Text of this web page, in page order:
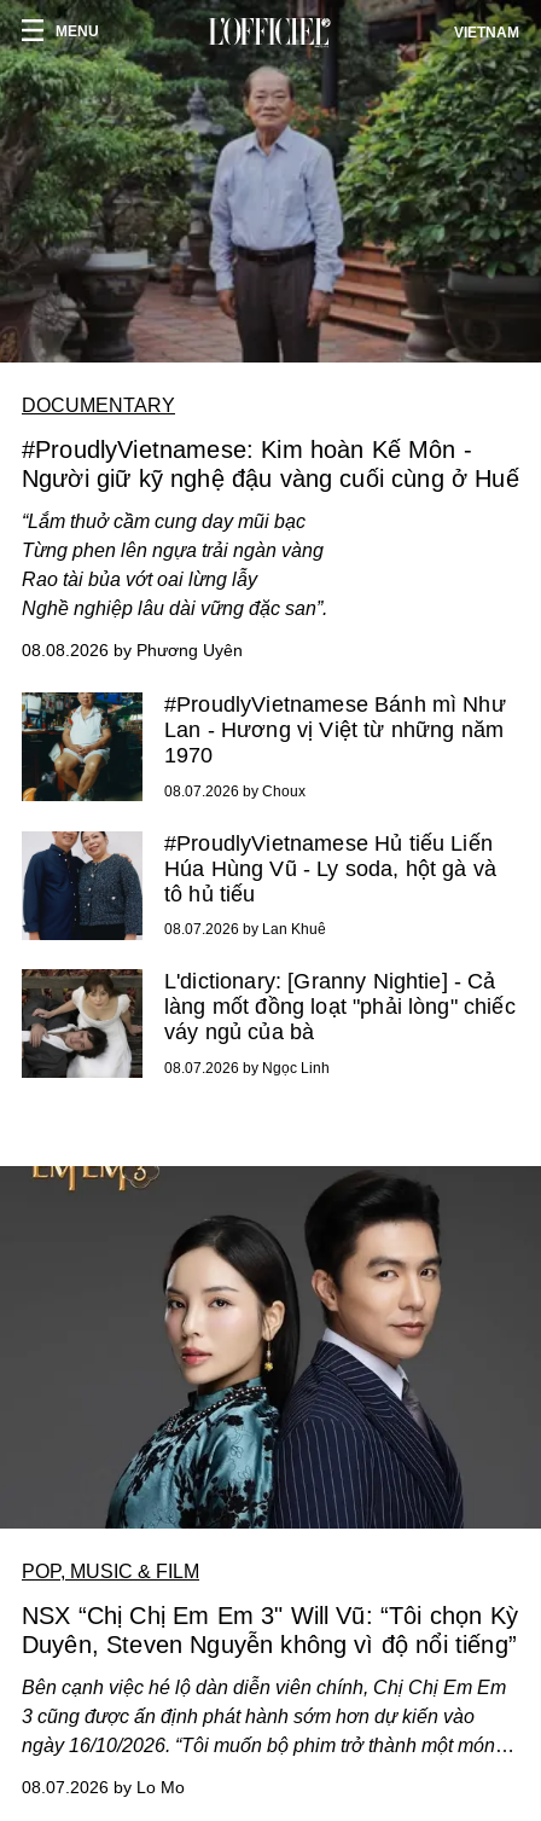
MENU VIETNAM
DOCUMENTARY
#ProudlyVietnamese: Kim hoàn Kế Môn -
Người giữ kỹ nghệ đậu vàng cuối cùng ở Huế
“Lắm thuở cầm cung day mũi bạc
Từng phen lên ngựa trải ngàn vàng
Rao tài bủa vớt oai lừng lẫy
Nghề nghiệp lâu dài vững đặc san”.
08.08.2026 by Phương Uyên
#ProudlyVietnamese Bánh mì Như
Lan - Hương vị Việt từ những năm
1970
08.07.2026 by Choux
#ProudlyVietnamese Hủ tiếu Liến
Húa Hùng Vũ - Ly soda, hột gà và
tô hủ tiếu
08.07.2026 by Lan Khuê
L'dictionary: [Granny Nightie] - Cả
làng mốt đồng loạt "phải lòng" chiếc
váy ngủ của bà
08.07.2026 by Ngọc Linh
POP, MUSIC & FILM
NSX “Chị Chị Em Em 3" Will Vũ: “Tôi chọn Kỳ
Duyên, Steven Nguyễn không vì độ nổi tiếng”
Bên cạnh việc hé lộ dàn diễn viên chính, Chị Chị Em Em
3 cũng được ấn định phát hành sớm hơn dự kiến vào
ngày 16/10/2026. “Tôi muốn bộ phim trở thành một món
Việt Nam”, NSX Will Vũ cho biết.
08.07.2026 by Lo Mo